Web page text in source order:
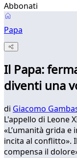
Abbonati
Papa
Il Papa:
diventi una
di Giacomo
L'appello di Leone
«L’umanità grida e
incita al conflitto».
compensa il